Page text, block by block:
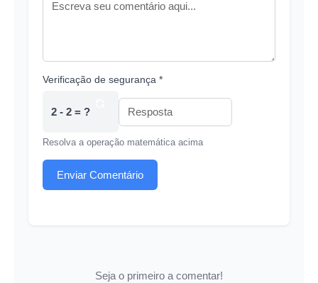
Verificação de segurança *
2 - 2 = ?
Resolva a operação matemática acima
Enviar Comentário
Seja o primeiro a comentar!